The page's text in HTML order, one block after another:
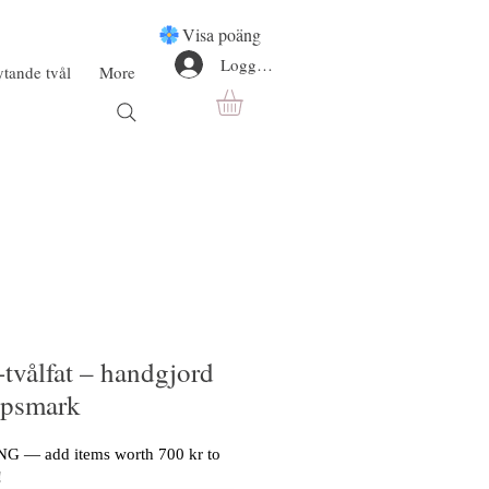
tvål More
Visa poäng
Logga in
– handgjord
— add items worth 700 kr to